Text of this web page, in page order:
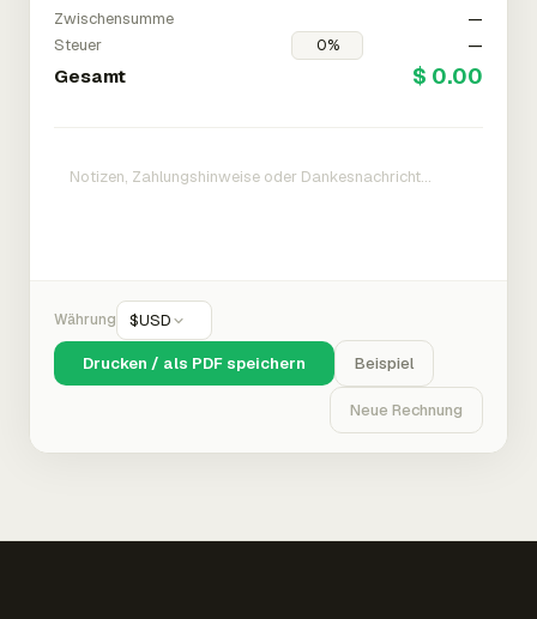
Zwischensumme
—
Steuer
—
Gesamt $ 0.00
Währung $USD
Drucken / als PDF speichern Beispiel
Neue Rechnung